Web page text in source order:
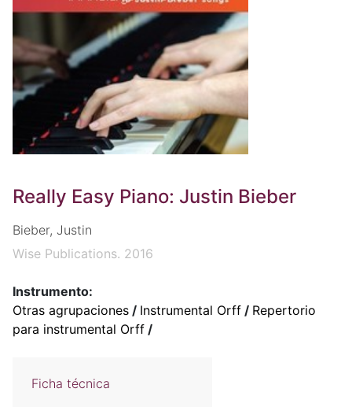
Really Easy Piano: Justin Bieber
Bieber, Justin
Wise Publications. 2016
Instrumento:
Otras agrupaciones / Instrumental Orff / Repertorio
para instrumental Orff /
Ficha técnica